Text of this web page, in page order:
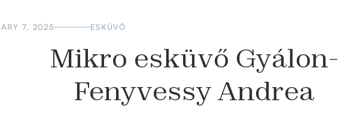
7, 2025 ESKÜVŐ
Mikro esküvő Gyálon-
Fenyvessy Andrea